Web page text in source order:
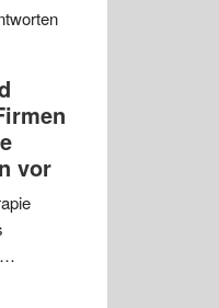
vor
…